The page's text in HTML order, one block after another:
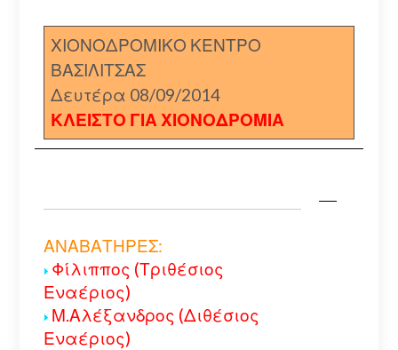
ΧΙΟΝΟΔΡΟΜΙΚΟ ΚΕΝΤΡΟ
ΒΑΣΙΛΙΤΣΑΣ
Δευτέρα 08/09/2014
ΚΛΕΙΣΤΟ ΓΙΑ ΧΙΟΝΟΔΡΟΜΙΑ
ΑΝΑΒΑΤΗΡΕΣ:
Φίλιππος (Τριθέσιος
Εναέριος)
Μ.Αλέξανδρος (Διθέσιος
Εναέριος)